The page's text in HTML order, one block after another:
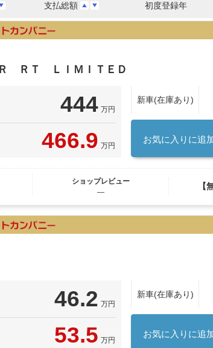
支払総額 初度登録年
ＲＴ ＬＩＭＩＴＥＤ
444 万円
466.9 万円
新車(在庫あり)
お気に入りに追
ショップレビュー
―
【
46.2 万円
53.5 万円
新車(在庫あり)
お気に入りに追